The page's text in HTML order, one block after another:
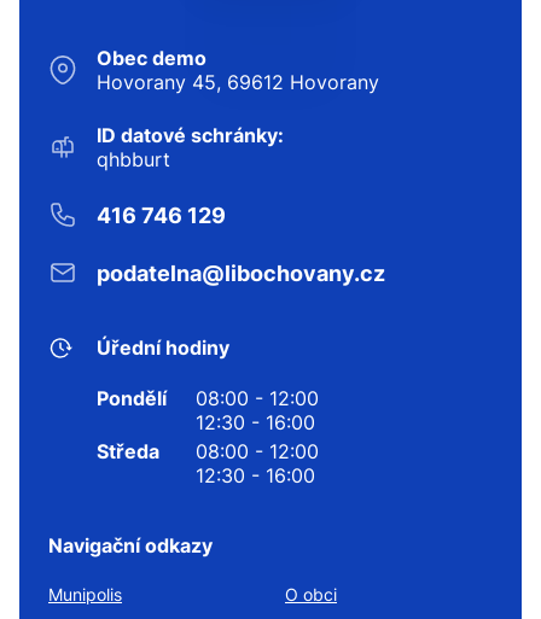
Obec demo
Hovorany 45, 69612 Hovorany
ID datové schránky:
qhbburt
416 746 129
podatelna@libochovany.cz
Úřední hodiny
Pondělí
08:00 - 12:00
12:30 - 16:00
Středa
08:00 - 12:00
12:30 - 16:00
Navigační odkazy
Munipolis O obci